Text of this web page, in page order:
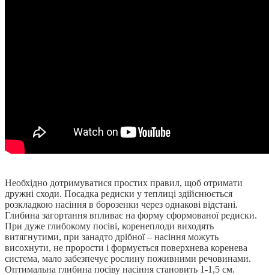
Необхідно дотримуватися простих правил, щоб отримати
дружні сходи. Посадка редиски у теплиці здійснюється
розкладкою насіння в борозенки через однакові відстані.
Глибина загортання впливає на форму сформованої редиски.
При дуже глибокому посіві, коренеплоди виходять
витягнутими, при занадто дрібної – насіння можуть
висохнути, не прорости і формується поверхнева коренева
система, мало забезпечує рослину поживними речовинами.
Оптимальна глибина посіву насіння становить 1-1,5 см.